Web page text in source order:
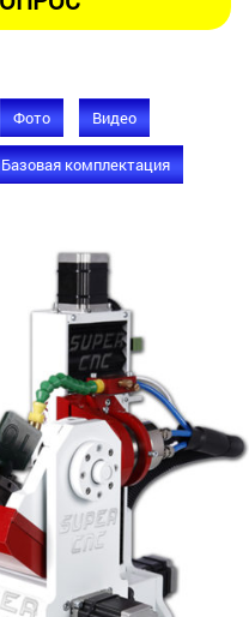
Фото Видео
Базовая комплектация